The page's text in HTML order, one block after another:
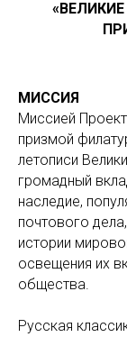
МИССИЯ
Миссией
призмой
летописи
громадный
наследие,
почтового
истории
освещения их
общества.
Русская